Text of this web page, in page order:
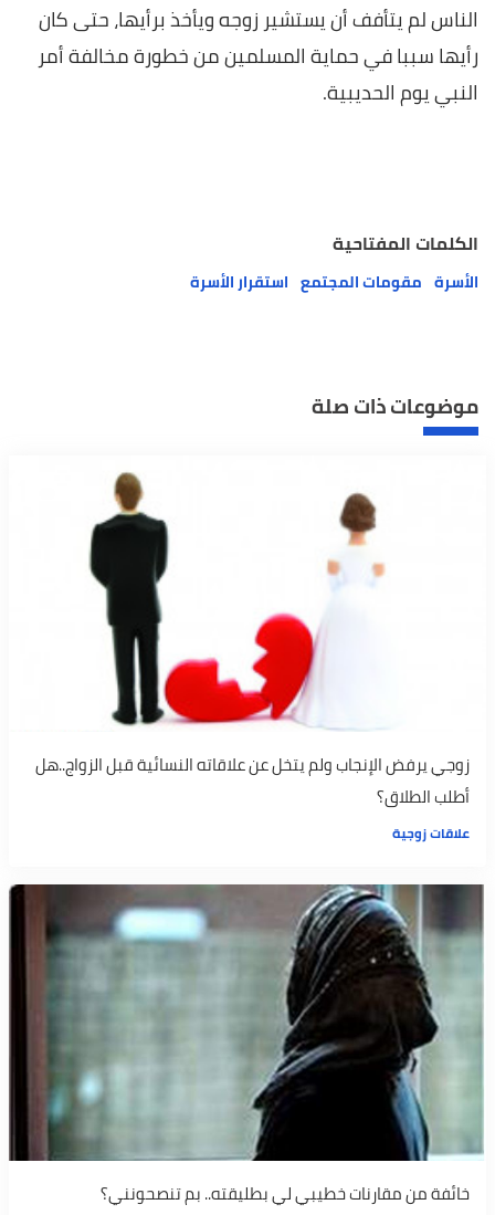
الناس لم يتأفف أن يستشير زوجه ويأخذ برأيها، حتى كان
رأيها سببا في حماية المسلمين من خطورة مخالفة أمر
النبي يوم الحديبية.
الكلمات المفتاحية
الأسرة مقومات المجتمع استقرار الأسرة
موضوعات ذات صلة
زوجي يرفض الإنجاب ولم يتخل عن علاقاته النسائية قبل الزواج..هل
أطلب الطلاق؟
علاقات زوجية
خائفة من مقارنات خطيبي لي بطليقته.. بم تنصحونني؟